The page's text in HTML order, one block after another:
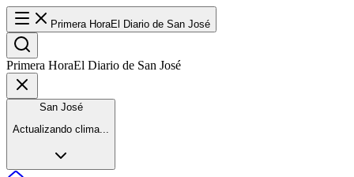
Primera HoraEl Diario de San José
Primera HoraEl Diario de San José
San José
Actualizando clima...